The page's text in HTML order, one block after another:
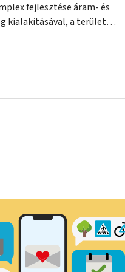
fejlesztése áram- és
kialakításával, a terület